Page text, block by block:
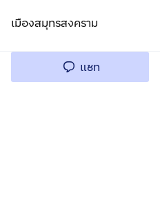
เมืองสมุทรสงคราม
แชท